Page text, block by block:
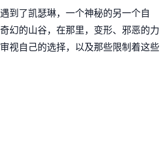
到了凯瑟琳，一个神秘的另一个自
幻的山谷，在那里，变形、邪恶的力
视自己的选择，以及那些限制着这些